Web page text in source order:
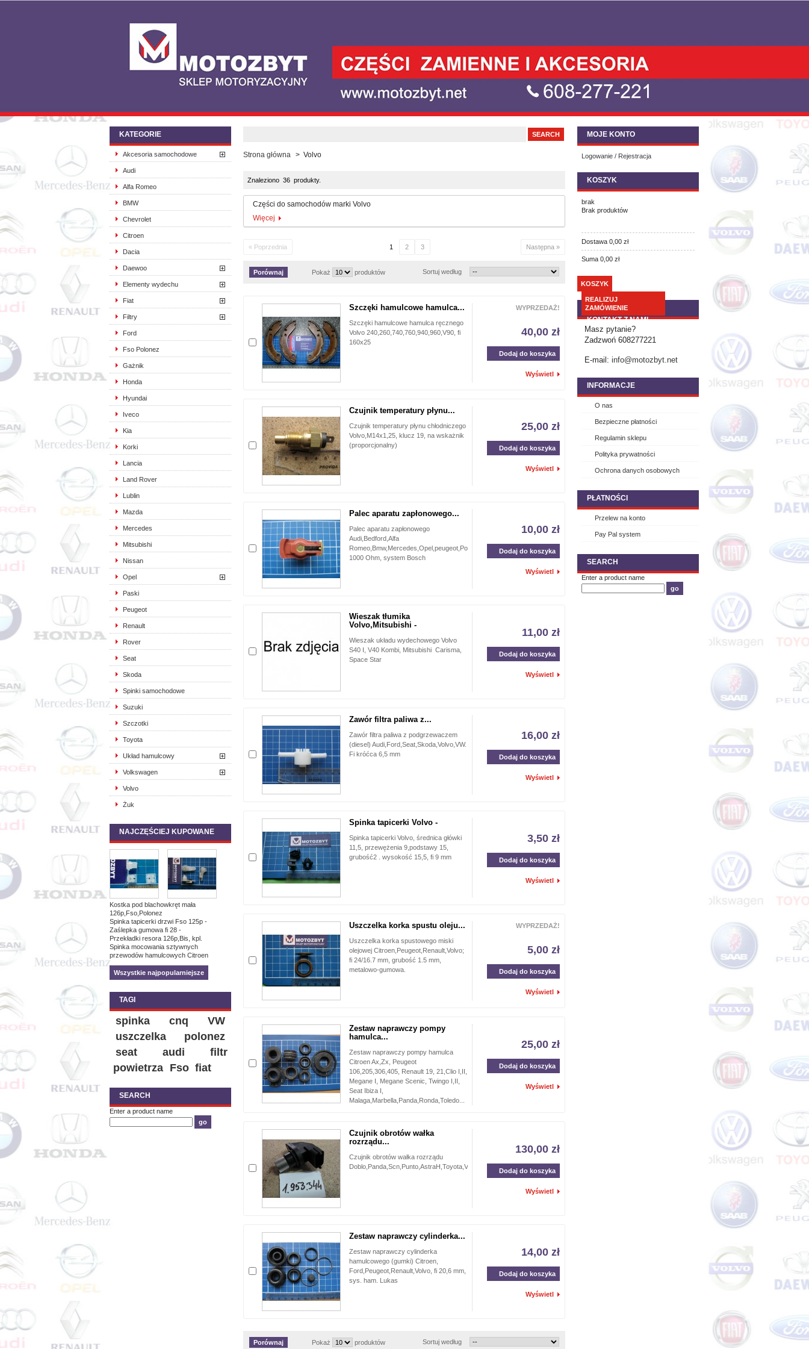
KATEGORIE
Akcesoria samochodowe
Audi
Alfa Romeo
BMW
Chevrolet
Citroen
Dacia
Daewoo
Elementy wydechu
Fiat
Filtry
Ford
Fso Polonez
Gażnik
Honda
Hyundai
Iveco
Kia
Korki
Lancia
Land Rover
Lublin
Mazda
Mercedes
Mitsubishi
Nissan
Opel
Paski
Peugeot
Renault
Rover
Seat
Skoda
Spinki samochodowe
Suzuki
Szczotki
Toyota
Układ hamulcowy
Volkswagen
Volvo
Żuk
NAJCZĘŚCIEJ KUPOWANE
Kostka pod blachowkręt mała
126p,Fso,Polonez
Spinka tapicerki drzwi Fso 125p -
Zaślepka gumowa fi 28 -
Przekładki resora 126p,Bis, kpl.
Spinka mocowania sztywnych
przewodów hamulcowych Citroen
Wszystkie najpopularniejsze
TAGI
spinka cnq
VW
uszczelka
polonez
seat
audi
filtr
powietrza Fso fiat
SEARCH
Enter a product name
Strona główna > Volvo
Znaleziono 36 produkty.
Części do samochodów marki Volvo
Więcej
« Poprzednia 1 2 3 Następna »
Sortuj według
Pokaż produktów
Szczęki hamulcowe hamulca...
Szczęki hamulcowe hamulca ręcznego
Volvo 240,260,740,760,940,960,V90, fi
160x25
WYPRZEDAŻ!
40,00 zł
Dodaj do koszyka
Wyświetl
Czujnik temperatury płynu...
Czujnik temperatury płynu chłodniczego
Volvo,M14x1,25, klucz 19, na wskażnik
(proporcjonalny)
25,00 zł
Dodaj do koszyka
Wyświetl
Palec aparatu zapłonowego...
Palec aparatu zapłonowego
Audi,Bedford,Alfa
Romeo,Bmw,Mercedes,Opel,peugeot,Porsche,Saab,Seat,VW,Volvo,rezystancja
1000 Ohm, system Bosch
10,00 zł
Dodaj do koszyka
Wyświetl
Wieszak tłumika
Volvo,Mitsubishi -
Wieszak układu wydechowego Volvo
S40 I, V40 Kombi, Mitsubishi Carisma,
Space Star
11,00 zł
Dodaj do koszyka
Wyświetl
Zawór filtra paliwa z...
Zawór filtra paliwa z podgrzewaczem
(diesel) Audi,Ford,Seat,Skoda,Volvo,VW.
Fi króćca 6,5 mm
16,00 zł
Dodaj do koszyka
Wyświetl
Spinka tapicerki Volvo -
Spinka tapicerki Volvo, średnica główki
11,5, przewężenia 9,podstawy 15,
grubość2 . wysokość 15,5, fi 9 mm
3,50 zł
Dodaj do koszyka
Wyświetl
Uszczelka korka spustu oleju...
Uszczelka korka spustowego miski
olejowej Citroen,Peugeot,Renault,Volvo;
fi 24/16.7 mm, grubość 1.5 mm,
metalowo-gumowa.
WYPRZEDAŻ!
5,00 zł
Dodaj do koszyka
Wyświetl
Zestaw naprawczy pompy
hamulca...
Zestaw naprawczy pompy hamulca
Citroen Ax,Zx, Peugeot
106,205,306,405, Renault 19, 21,Clio I,II,
Megane I, Megane Scenic, Twingo I,II,
Seat Ibiza I,
Malaga,Marbella,Panda,Ronda,Toledo...
25,00 zł
Dodaj do koszyka
Wyświetl
Czujnik obrotów wałka
rozrządu...
Czujnik obrotów wałka rozrządu
Doblo,Panda,Scn,Punto,AstraH,Toyota,Volvo.
130,00 zł
Dodaj do koszyka
Wyświetl
Zestaw naprawczy cylinderka...
Zestaw naprawczy cylinderka
hamulcowego (gumki) Citroen,
Ford,Peugeot,Renault,Volvo, fi 20,6 mm,
sys. ham. Lukas
14,00 zł
Dodaj do koszyka
Wyświetl
Sortuj według
Pokaż produktów
MOJE KONTO
Logowanie / Rejestracja
KOSZYK
brak
Brak produktów
Dostawa 0,00 zł
Suma 0,00 zł
KOSZYK
REALIZUJ
ZAMÓWIENIE
KONTAKT Z NAMI
Masz pytanie?
Zadzwoń 608277221
E-mail: info@motozbyt.net
INFORMACJE
O nas
Bezpieczne płatności
Regulamin sklepu
Polityka prywatności
Ochrona danych osobowych
PŁATNOŚCI
Przelew na konto
Pay Pal system
SEARCH
Enter a product name